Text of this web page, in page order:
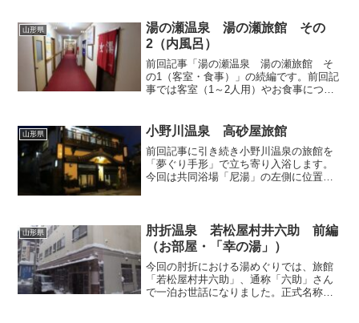
に入れ替わりますから、翌朝に早起きし
て行ってみることにし...
山形県
湯の瀬温泉 湯の瀬旅館 その
2（内風呂）
前回記事「湯の瀬温泉 湯の瀬旅館 そ
の1（客室・食事）」の続編です。前回記
事では客室（1～2人用）やお食事につい
す。でも、まだ焦ることなかれ。湯の瀬
温泉名物のプールのよ...
山形県 小野川温泉 高砂屋旅館
前回記事に引き続き小野川温泉の旅館を
「夢ぐり手形」で立ち寄り入浴します。
今回は共同浴場「尼湯」の左側に位置す
する重厚感のある外観は一...
山形県
肘折温泉 若松屋村井六助 前編
（お部屋・「幸の湯」）
今回の肘折における湯めぐりでは、旅館
「若松屋村井六助」、通称「六助」さん
で一泊お世話になりました。正式名称が